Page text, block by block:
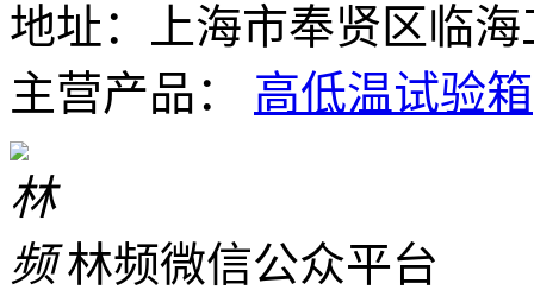
地址：上海市奉贤区临
主营产品： 高低温试验箱
林频微信公众平台